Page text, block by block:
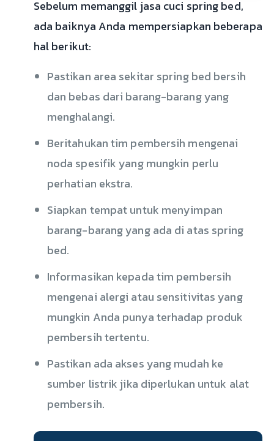
Sebelum memanggil jasa cuci spring bed,
ada baiknya Anda mempersiapkan beberapa
hal berikut:
Pastikan area sekitar spring bed bersih
dan bebas dari barang-barang yang
menghalangi.
Beritahukan tim pembersih mengenai
noda spesifik yang mungkin perlu
perhatian ekstra.
Siapkan tempat untuk menyimpan
barang-barang yang ada di atas spring
bed.
Informasikan kepada tim pembersih
mengenai alergi atau sensitivitas yang
mungkin Anda punya terhadap produk
pembersih tertentu.
Pastikan ada akses yang mudah ke
sumber listrik jika diperlukan untuk alat
pembersih.